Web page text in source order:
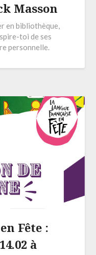
Masson
en bibliothèque,
toi de ses
personnelle.
Fête :
à